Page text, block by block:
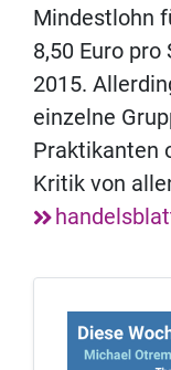
Mindestlohn
8,50 Euro
2015.
einzelne
Praktikanten
Kritik von